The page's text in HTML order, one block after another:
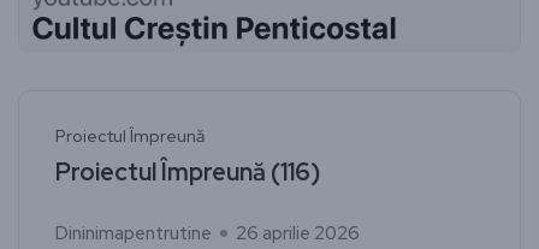
Proiectul Împreună
Proiectul Împreună (116)
Dininimapentrutine 26 aprilie 2026